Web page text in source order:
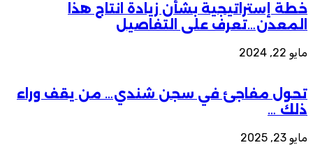
خطة إستراتيجية بشأن زيادة انتاج هذا
المعدن…تعرف على التفاصيل
مايو 22, 2024
تحول مفاجئ في سجن شندي… من يقف وراء
ذلك …
مايو 23, 2025